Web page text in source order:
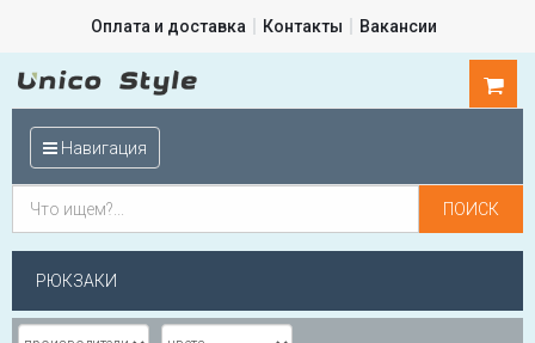
Оплата и доставка Контакты Вакансии
Навигация
РЮКЗАКИ